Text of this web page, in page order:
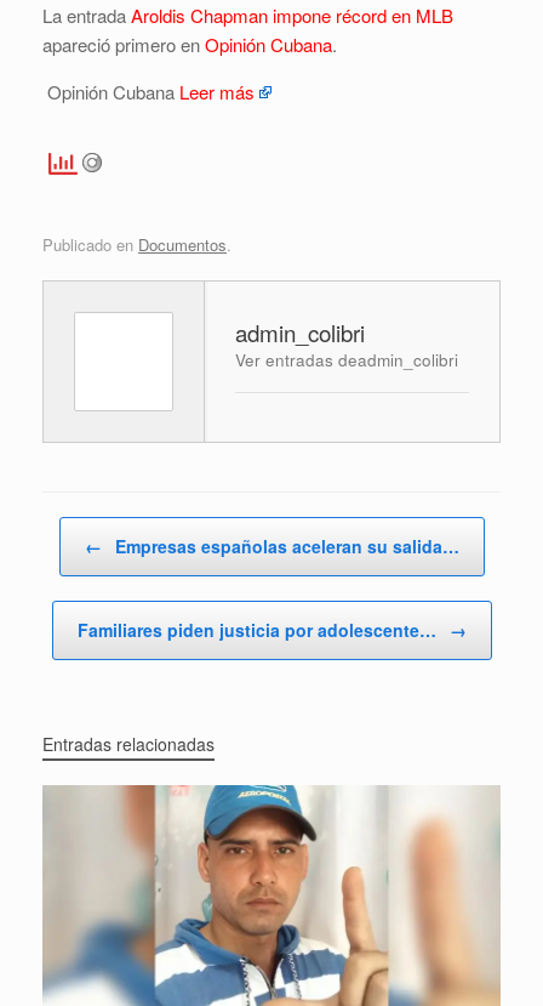
La entradaAroldis Chapman impone récord en MLB
apareció primero enOpinión Cubana.
Opinión Cubana Leer más
Publicado en Documentos.
admin_colibri
Ver entradas deadmin_colibri
← Empresas españolas aceleran su salida…
Familiares piden justicia por adolescente… →
Entradas relacionadas